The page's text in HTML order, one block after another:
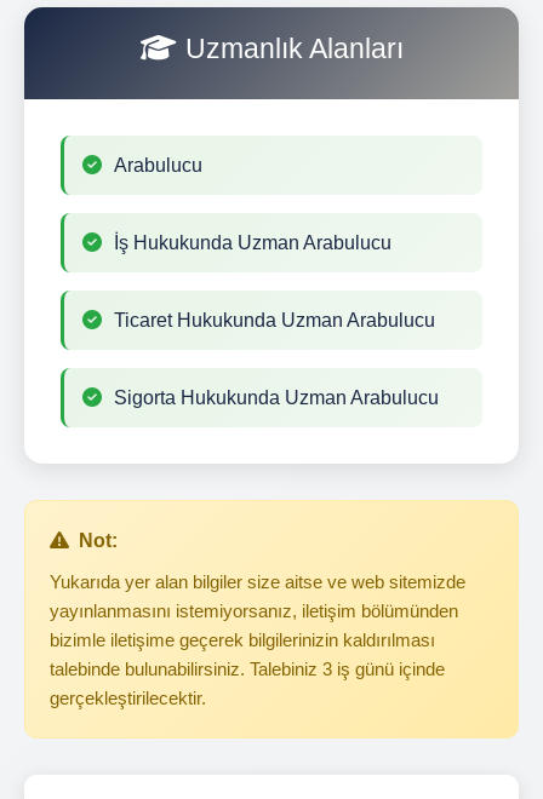
Uzmanlık Alanları
Arabulucu
İş Hukukunda Uzman Arabulucu
Ticaret Hukukunda Uzman Arabulucu
Sigorta Hukukunda Uzman Arabulucu
Not:
Yukarıda yer alan bilgiler size aitse ve web sitemizde
yayınlanmasını istemiyorsanız, iletişim bölümünden
bizimle iletişime geçerek bilgilerinizin kaldırılması
talebinde bulunabilirsiniz. Talebiniz 3 iş günü içinde
gerçekleştirilecektir.